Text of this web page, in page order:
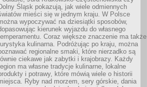
Śląsk pokazują, jak wiele odmiennych
mieści się w jednym kraju. W Polsce
wypoczywać na dziesiątki sposobów,
kierunek wyjazdu do własnego
Coraz większe znaczenie ma także
kulinarna. Podróżując po kraju, można
regionalne smaki, które nierzadko są
ciekawe jak zabytki i krajobrazy. Każdy
ma własne tradycje kulinarne, lokalne
i potrawy, które mówią wiele o historii
Ryby nad morzem, sery górskie, dania